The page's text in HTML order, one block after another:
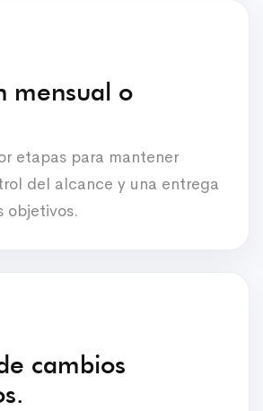
mensual o
etapas para mantener
del alcance y una entrega
objetivos.
cambios